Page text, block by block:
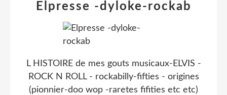
Elpresse -dyloke-rockab
L HISTOIRE de mes gouts musicaux-ELVIS -
ROCK N ROLL - rockabilly-fifties - origines
(pionnier-doo wop -raretes fifities etc etc)